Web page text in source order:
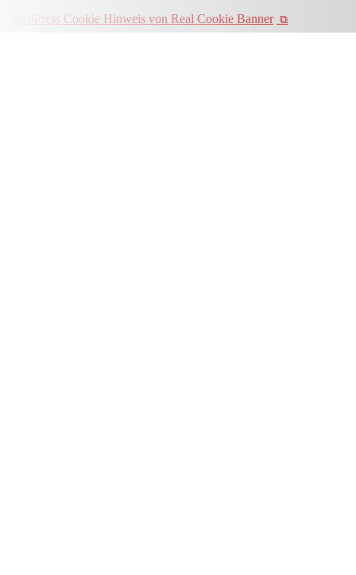
WordPress Cookie Hinweis von Real Cookie Banner